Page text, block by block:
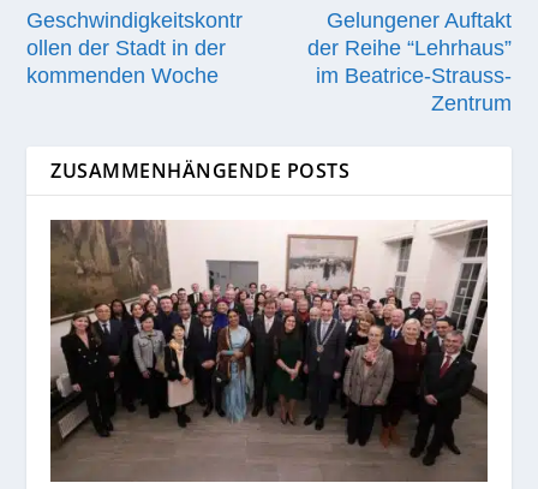
Geschwindigkeitskontr
ollen der Stadt in der
kommenden Woche
Gelungener Auftakt
der Reihe “Lehrhaus”
im Beatrice-Strauss-
Zentrum
ZUSAMMENHÄNGENDE POSTS